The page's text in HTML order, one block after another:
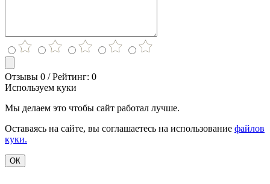
Отзывы 0 / Рейтинг: 0
Используем куки
Мы делаем это чтобы сайт работал лучше.
Оставаясь на сайте, вы соглашаетесь на использование файлов
куки.
ОК